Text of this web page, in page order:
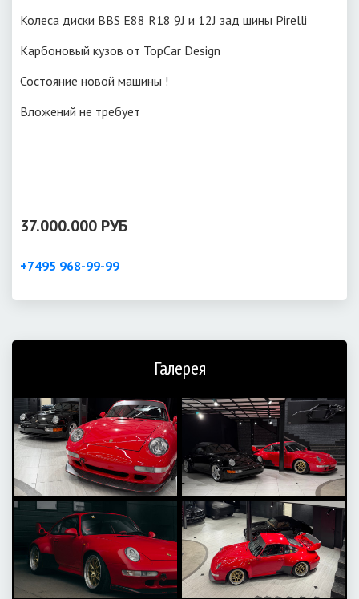
Колеса диски BBS E88 R18 9J и 12J зад шины Pirelli
Карбоновый кузов от TopCar Design
Состояние новой машины !
Вложений не требует
37.000.000 РУБ
+7495 968-99-99
Галерея